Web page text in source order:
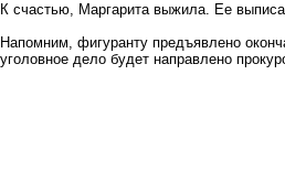
К счастью, Маргарита выжила. Ее
Напомним, фигуранту предъявлено
уголовное дело будет направлено